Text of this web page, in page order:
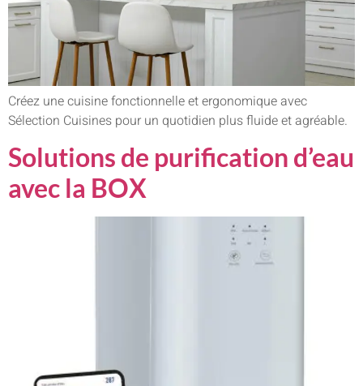
Créez une cuisine fonctionnelle et ergonomique avec
Sélection Cuisines pour un quotidien plus fluide et agréable.
Solutions de purification d’eau
avec la BOX